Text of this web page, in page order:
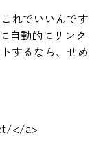
れでいいんです
自動的にリンク
するなら、せめ
</a>